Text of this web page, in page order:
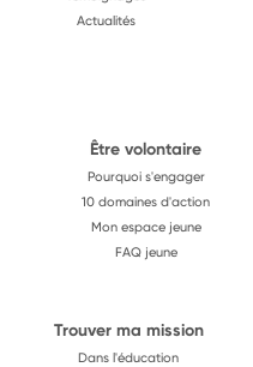
Actualités
Être volontaire
Pourquoi s'engager
10 domaines d'action
Mon espace jeune
FAQ jeune
Trouver ma mission
Dans l'éducation